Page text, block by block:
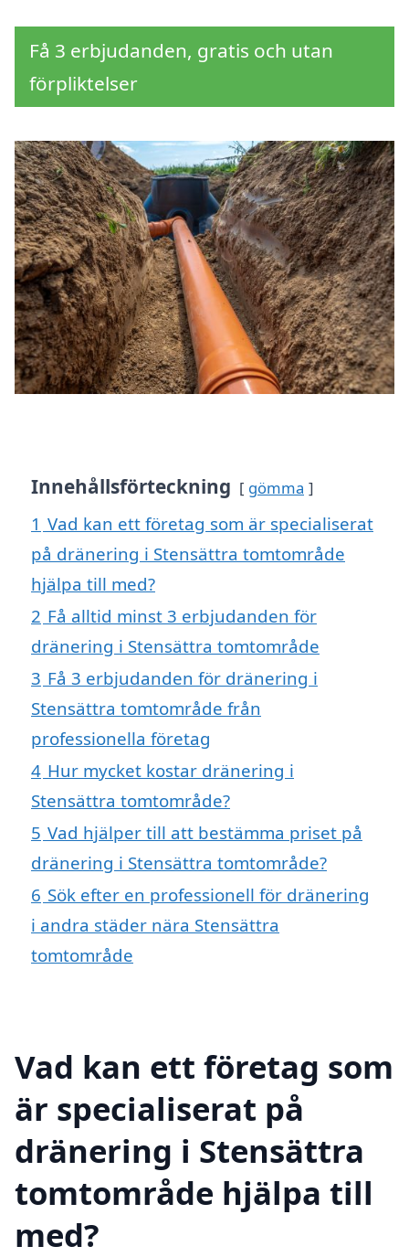
Få 3 erbjudanden, gratis och utan
förpliktelser
Innehållsförteckning gömma
1 Vad kan ett företag som är specialiserat
på dränering i Stensättra tomtområde
hjälpa till med?
2 Få alltid minst 3 erbjudanden för
dränering i Stensättra tomtområde
3 Få 3 erbjudanden för dränering i
Stensättra tomtområde från
professionella företag
4 Hur mycket kostar dränering i
Stensättra tomtområde?
5 Vad hjälper till att bestämma priset på
dränering i Stensättra tomtområde?
6 Sök efter en professionell för dränering
i andra städer nära Stensättra
tomtområde
Vad kan ett företag som
är specialiserat på
dränering i Stensättra
tomtområde hjälpa till
med?